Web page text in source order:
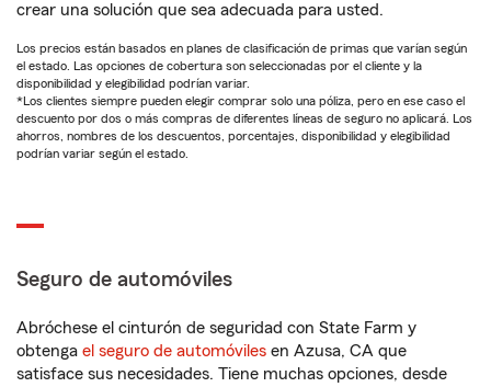
crear una solución que sea adecuada para usted.
Los precios están basados en planes de clasificación de primas que varían según
el estado. Las opciones de cobertura son seleccionadas por el cliente y la
disponibilidad y elegibilidad podrían variar.
*Los clientes siempre pueden elegir comprar solo una póliza, pero en ese caso el
descuento por dos o más compras de diferentes líneas de seguro no aplicará. Los
ahorros, nombres de los descuentos, porcentajes, disponibilidad y elegibilidad
podrían variar según el estado.
Seguro de automóviles
Abróchese el cinturón de seguridad con State Farm y
obtenga el seguro de automóviles en Azusa, CA que
satisface sus necesidades. Tiene muchas opciones, desde